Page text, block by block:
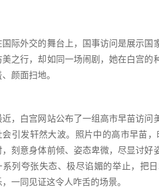
国际外交的舞台上，国事访问是展示国
美之行，却如同一场闹剧，她在白宫的
、颜面扫地。
近，白宫网站公布了一组高市早苗访问
会引发轩然大波。照片中的高市早苗
，刻意身体前倾、姿态卑微，尽显讨
系列夸张失态、极尽谄媚的举止，把
，一同见证这令人咋舌的场景。